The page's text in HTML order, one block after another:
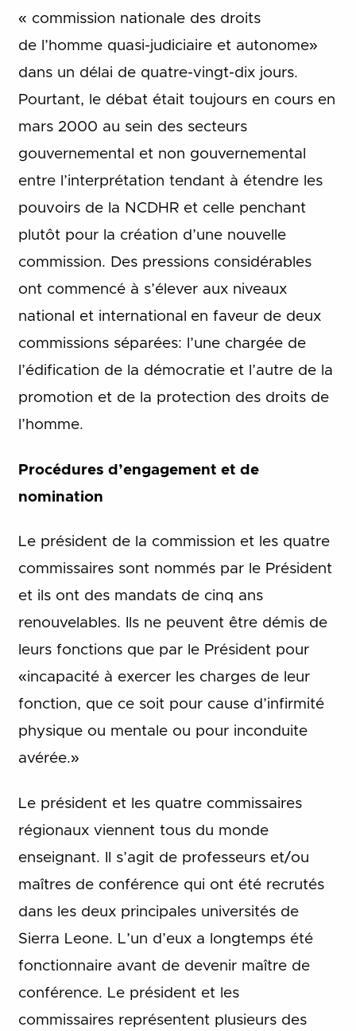
« commission nationale des droits
de l’homme quasi-judiciaire et autonome»
dans un délai de quatre-vingt-dix jours.
Pourtant, le débat était toujours en cours en
mars 2000 au sein des secteurs
gouvernemental et non gouvernemental
entre l’interprétation tendant à étendre les
pouvoirs de la NCDHR et celle penchant
plutôt pour la création d’une nouvelle
commission. Des pressions considérables
ont commencé à s’élever aux niveaux
national et international en faveur de deux
commissions séparées: l’une chargée de
l’édification de la démocratie et l’autre de la
promotion et de la protection des droits de
l’homme.
Procédures d’engagement et de
nomination
Le président de la commission et les quatre
commissaires sont nommés par le Président
et ils ont des mandats de cinq ans
renouvelables. Ils ne peuvent être démis de
leurs fonctions que par le Président pour
«incapacité à exercer les charges de leur
fonction, que ce soit pour cause d’infirmité
physique ou mentale ou pour inconduite
avérée.»
Le président et les quatre commissaires
régionaux viennent tous du monde
enseignant. Il s’agit de professeurs et/ou
maîtres de conférence qui ont été recrutés
dans les deux principales universités de
Sierra Leone. L’un d’eux a longtemps été
fonctionnaire avant de devenir maître de
conférence. Le président et les
commissaires représentent plusieurs des